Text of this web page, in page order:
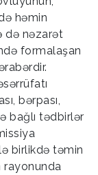
həmin
də nəzarət
formalaşan
bərpası,
bağlı tədbirlər
birlikdə təmin
rayonunda